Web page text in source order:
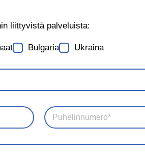
liittyvistä palveluista:
Bulgaria
Ukraina
P
h